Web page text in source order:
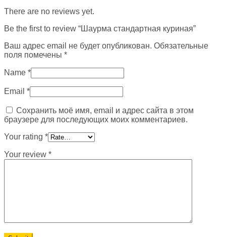
There are no reviews yet.
Be the first to review “Шаурма стандартная куриная”
Ваш адрес email не будет опубликован. Обязательные
поля помечены *
Name *
Email *
Сохранить моё имя, email и адрес сайта в этом
браузере для последующих моих комментариев.
Your rating *
Your review *